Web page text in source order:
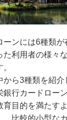
ーンには6種類が
た利用者の様々
ら3種類を紹介
銀行カードロー
目的を満たす
、比較的小型な